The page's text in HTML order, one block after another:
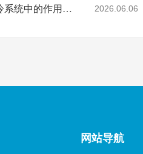
鑫钻小知识 | 热力膨胀阀和毛细管在制冷系统中的作用（2） 2026.06.06
网站导航